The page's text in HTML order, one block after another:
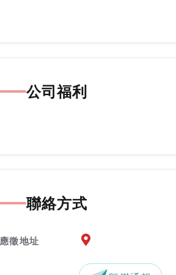
公司福利
聯絡方式
應徵地址 應徵地址地圖『另開新